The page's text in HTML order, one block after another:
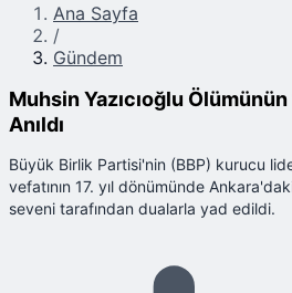
Ana Sayfa
/
Gündem
Muhsin Yazıcıoğlu
Anıldı
Büyük Birlik Partisi'nin (BBP) kurucu
vefatının 17. yıl dönümünde
seveni tarafından dualarla yad edildi.